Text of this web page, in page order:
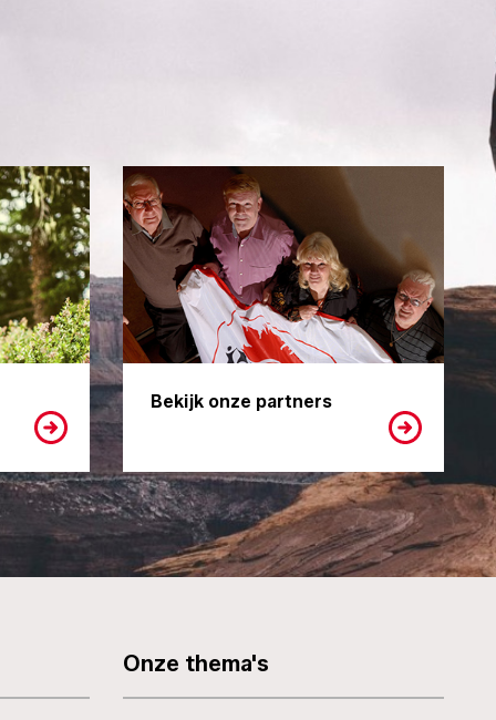
Bekijk onze partners
Onze thema's